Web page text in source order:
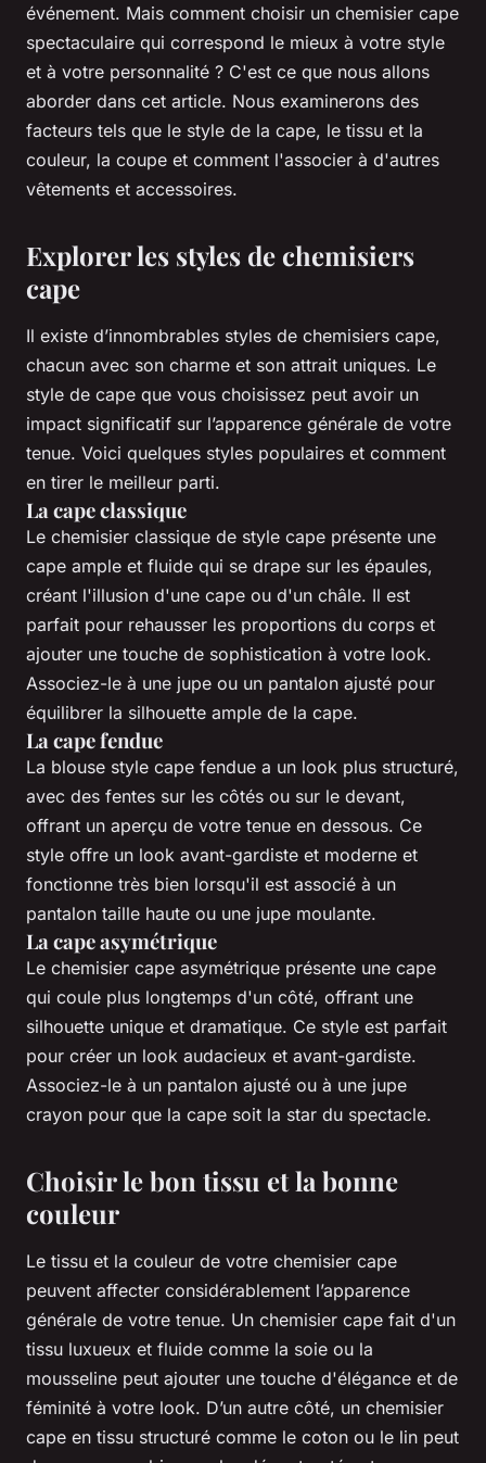
événement. Mais comment choisir un chemisier cape
spectaculaire qui correspond le mieux à votre style
et à votre personnalité ? C'est ce que nous allons
aborder dans cet article. Nous examinerons des
facteurs tels que le style de la cape, le tissu et la
couleur, la coupe et comment l'associer à d'autres
vêtements et accessoires.
Explorer les styles de chemisiers
cape
Il existe d’innombrables styles de chemisiers cape,
chacun avec son charme et son attrait uniques. Le
style de cape que vous choisissez peut avoir un
impact significatif sur l’apparence générale de votre
tenue. Voici quelques styles populaires et comment
en tirer le meilleur parti.
La cape classique
Le chemisier classique de style cape présente une
cape ample et fluide qui se drape sur les épaules,
créant l'illusion d'une cape ou d'un châle. Il est
parfait pour rehausser les proportions du corps et
ajouter une touche de sophistication à votre look.
Associez-le à une jupe ou un pantalon ajusté pour
équilibrer la silhouette ample de la cape.
La cape fendue
La blouse style cape fendue a un look plus structuré,
avec des fentes sur les côtés ou sur le devant,
offrant un aperçu de votre tenue en dessous. Ce
style offre un look avant-gardiste et moderne et
fonctionne très bien lorsqu'il est associé à un
pantalon taille haute ou une jupe moulante.
La cape asymétrique
Le chemisier cape asymétrique présente une cape
qui coule plus longtemps d'un côté, offrant une
silhouette unique et dramatique. Ce style est parfait
pour créer un look audacieux et avant-gardiste.
Associez-le à un pantalon ajusté ou à une jupe
crayon pour que la cape soit la star du spectacle.
Choisir le bon tissu et la bonne
couleur
Le tissu et la couleur de votre chemisier cape
peuvent affecter considérablement l’apparence
générale de votre tenue. Un chemisier cape fait d'un
tissu luxueux et fluide comme la soie ou la
mousseline peut ajouter une touche d'élégance et de
féminité à votre look. D’un autre côté, un chemisier
cape en tissu structuré comme le coton ou le lin peut